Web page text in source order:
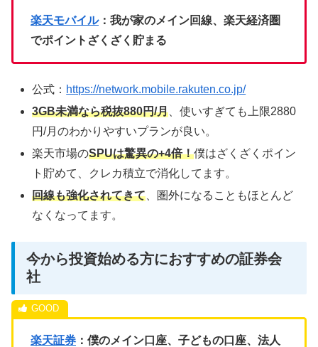
楽天モバイル：我が家のメイン回線、楽天経済圏
でポイントざくざく貯まる
公式： https://network.mobile.rakuten.co.jp/
3GB未満なら税抜880円/月 、使いすぎても上限2880
円/月のわかりやすいプランが良い。
楽天市場のSPUは驚異の+4倍！僕はざくざくポイン
ト貯めて、クレカ積立で消化してます。
回線も強化されてきて、圏外になることもほとんど
なくなってます。
今から投資始める方におすすめの証券会
社
楽天証券 ：僕のメイン口座、子どもの口座、法人